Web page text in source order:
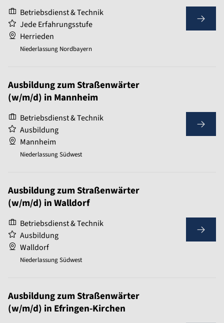
Betriebsdienst & Technik
Jede Erfahrungsstufe
Herrieden
Niederlassung Nordbayern
Ausbildung zum Straßenwärter
(w/m/d) in Mannheim
Betriebsdienst & Technik
Ausbildung
Mannheim
Niederlassung Südwest
Ausbildung zum Straßenwärter
(w/m/d) in Walldorf
Betriebsdienst & Technik
Ausbildung
Walldorf
Niederlassung Südwest
Ausbildung zum Straßenwärter
(w/m/d) in Efringen-Kirchen